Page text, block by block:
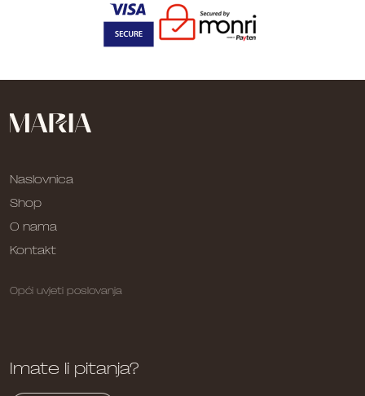
Naslovnica
Shop
O nama
Kontakt
Opći uvjeti poslovanja
Imate li pitanja?